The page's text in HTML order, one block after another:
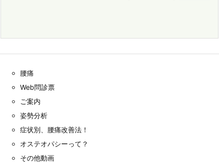
腰痛
Web問診票
ご案内
姿勢分析
症状別、腰痛改善法！
オステオパシーって？
その他動画